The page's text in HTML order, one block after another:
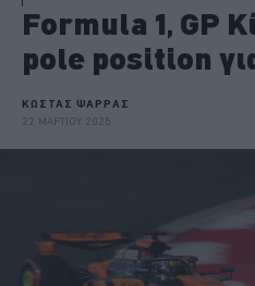
Formula 1, GP
pole position
ΚΩΣΤΑΣ ΨΑΡΡΑΣ
22 ΜΑΡΤΙΟΥ 2025